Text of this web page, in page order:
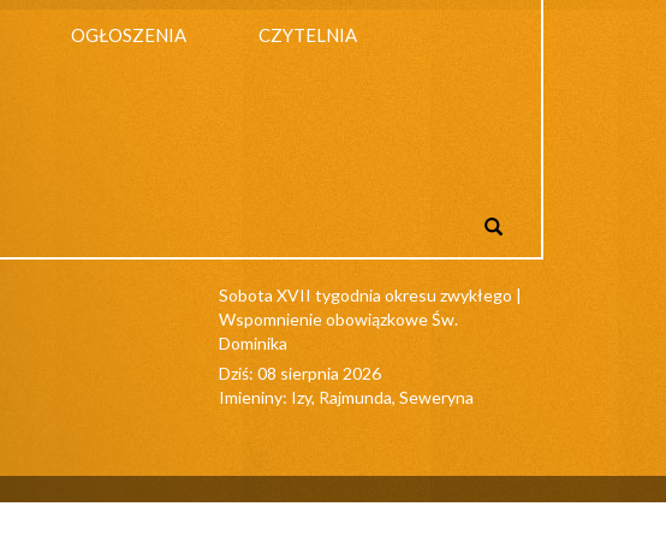
OGŁOSZENIA CZYTELNIA
Sobota XVII tygodnia okresu zwykłego |
Wspomnienie obowiązkowe Św.
Dominika
Dziś: 08 sierpnia 2026
Imieniny: Izy, Rajmunda, Seweryna